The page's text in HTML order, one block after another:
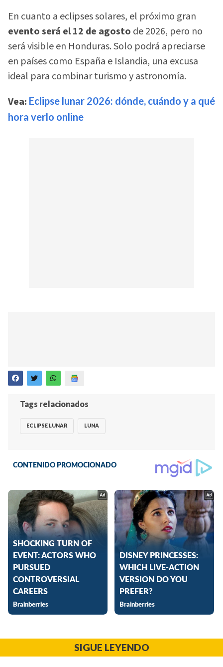
En cuanto a eclipses solares, el próximo gran
evento será el 12 de agosto de 2026, pero no
será visible en Honduras. Solo podrá apreciarse
en países como España e Islandia, una excusa
ideal para combinar turismo y astronomía.
Vea: Eclipse lunar 2026: dónde, cuándo y a qué
hora verlo online
Tags relacionados
ECLIPSE LUNAR LUNA
SIGUE LEYENDO